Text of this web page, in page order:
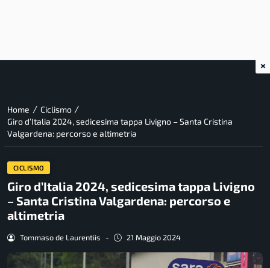
Home / Ciclismo /
Giro d’Italia 2024, sedicesima tappa Livigno – Santa Cristina
Valgardena: percorso e altimetria
CICLISMO
Giro d’Italia 2024, sedicesima tappa Livigno
– Santa Cristina Valgardena: percorso e
altimetria
Tommaso de Laurentiis - 21 Maggio 2024
×